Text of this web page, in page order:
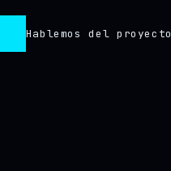
Hablemos del proyecto